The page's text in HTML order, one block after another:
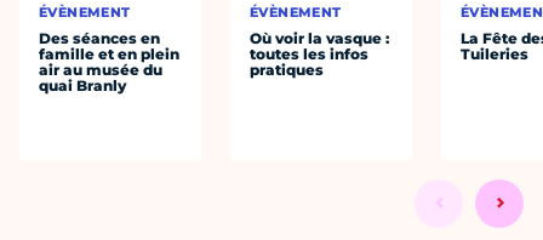
ÉVÈNEMENT
Des séances en
famille et en plein
air au musée du
quai Branly
ÉVÈNEMENT
Où voir la vasque :
toutes les infos
pratiques
La Fête
Tuileries